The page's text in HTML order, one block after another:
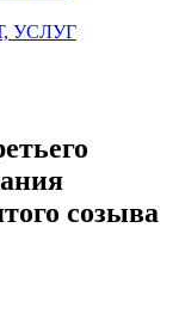
УСЛУГ
созыва